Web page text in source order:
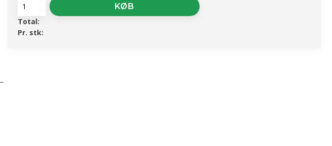
LED
bloklys
antal
KØB
Total:
Pr. stk: